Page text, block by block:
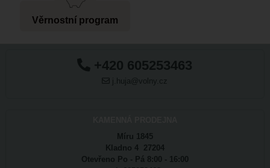
Věrnostní program
+420 605253463
j.huja@volny.cz
Míru 1845
Kladno 4 27204
Otevřeno Po - Pá 8:00 - 16:00